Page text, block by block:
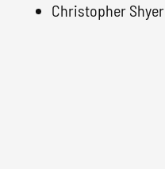
Christopher Shyer